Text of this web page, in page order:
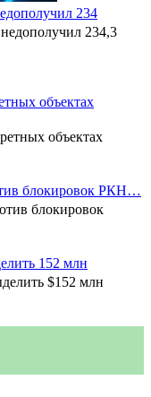
234
234,3
объектах
объектах
блокировок РКН…
блокировок
152 млн
$152 млн